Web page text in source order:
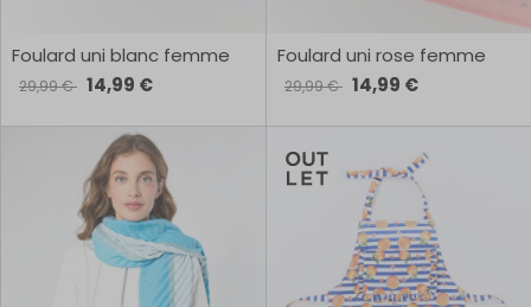
Foulard uni blanc femme
29,99 € 14,99 €
Foulard uni rose femme
29,99 € 14,99 €